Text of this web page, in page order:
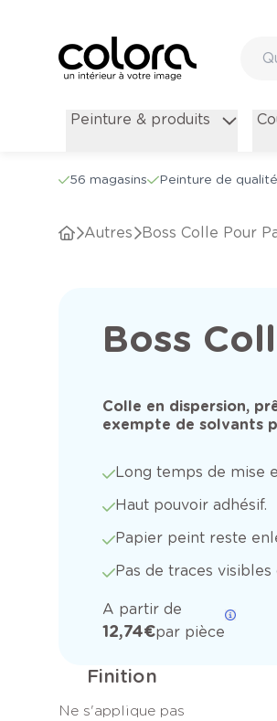
Peinture & produits
56 magasins Peinture de
Autres Boss Colle Pour
Boss
Colle en dispersion,
exempte de solvants
Long temps de mise
Haut pouvoir adhésif.
Papier peint reste
Pas de traces
A partir de
12,74 €par pièce
Finition
Ne s'applique pas